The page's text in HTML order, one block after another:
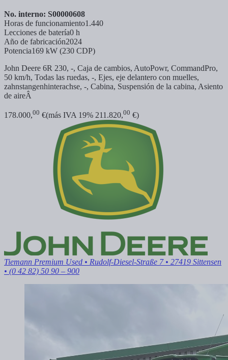
No. interno: S00000608
Horas de funcionamiento1.440
Lecciones de batería0 h
Año de fabricación2024
Potencia169 kW (230 CDP)
John Deere 6R 230, -, Caja de cambios, AutoPowr, CommandPro,
50 km/h, Todas las ruedas, -, Ejes, eje delantero con muelles,
zahnstangenhinterachse, -, Cabina, Suspensión de la cabina, Asiento
de aireÂ
178.000,00 €(más IVA 19% 211.820,00 €)
Tiemann Premium Used • Rudolf-Diesel-Straße 7 • 27419 Sittensen
• (0 42 82) 50 90 – 900